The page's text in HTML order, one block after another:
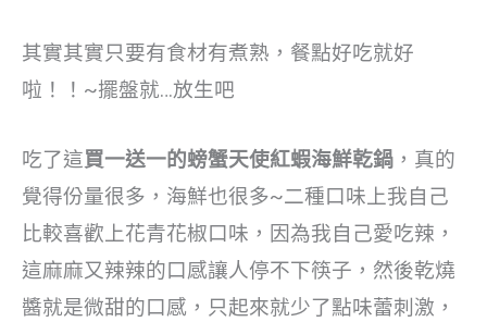
其實其實只要有食材有煮熟，餐點好吃就好
啦！！~擺盤就…放生吧
吃了這買一送一的螃蟹天使紅蝦海鮮乾鍋 ，真的
覺得份量很多，海鮮也很多~二種口味上我自己
比較喜歡上花青花椒口味，因為我自己愛吃辣，
這麻麻又辣辣的口感讓人停不下筷子，然後乾燒
醬就是微甜的口感，只起來就少了點味蕾刺激，